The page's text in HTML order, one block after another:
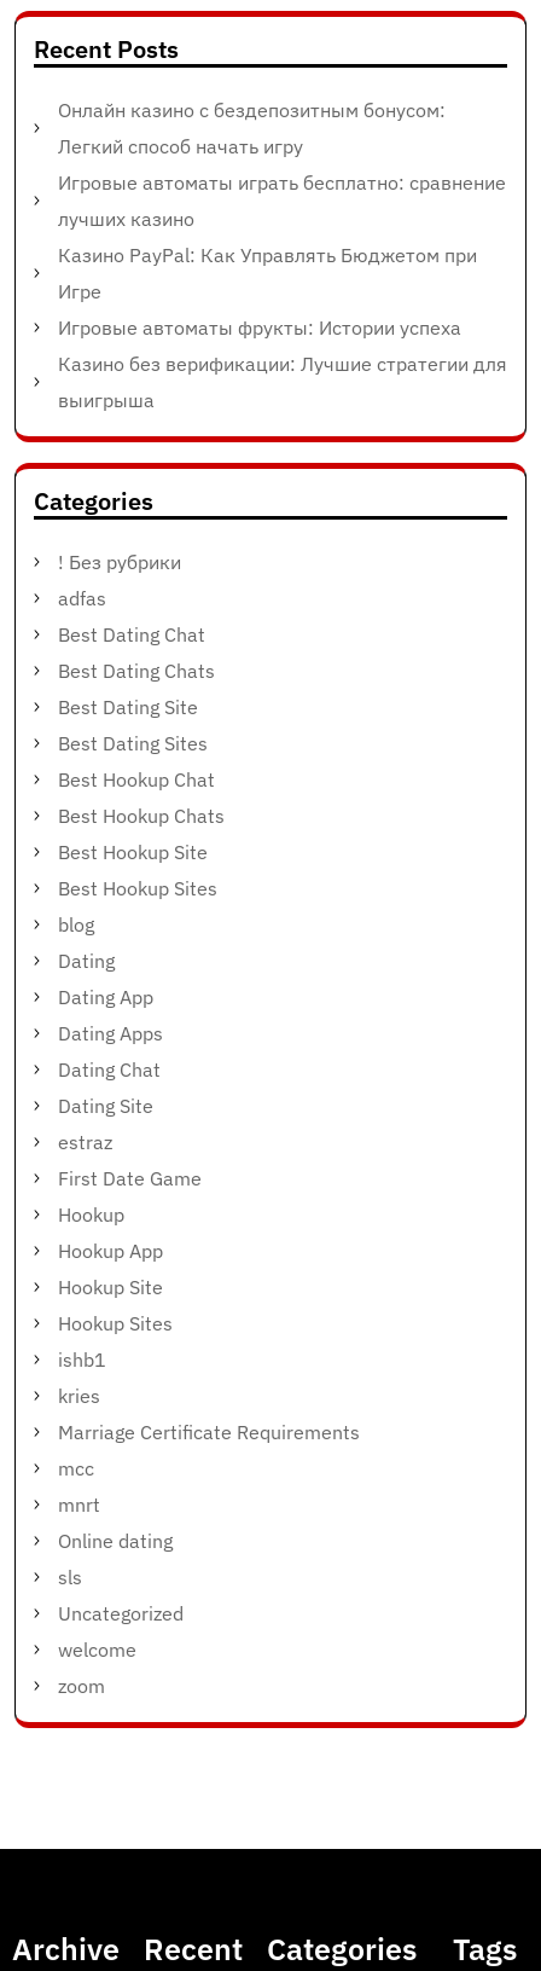
Recent Posts
Онлайн казино с бездепозитным бонусом:
Легкий способ начать игру
Игровые автоматы играть бесплатно: сравнение
лучших казино
Казино PayPal: Как Управлять Бюджетом при
Игре
Игровые автоматы фрукты: Истории успеха
Казино без верификации: Лучшие стратегии для
выигрыша
Categories
! Без рубрики
adfas
Best Dating Chat
Best Dating Chats
Best Dating Site
Best Dating Sites
Best Hookup Chat
Best Hookup Chats
Best Hookup Site
Best Hookup Sites
blog
Dating
Dating App
Dating Apps
Dating Chat
Dating Site
estraz
First Date Game
Hookup
Hookup App
Hookup Site
Hookup Sites
ishb1
kries
Marriage Certificate Requirements
mcc
mnrt
Online dating
sls
Uncategorized
welcome
zoom
Archive
Recent
Categories Tags